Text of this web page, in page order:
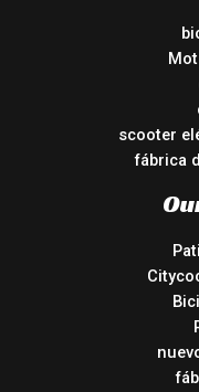
scooter
fábrica